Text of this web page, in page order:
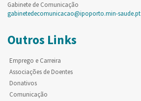
Gabinete de Comunicação
gabinetedecomunicacao@ipoporto.min-saude.pt
Outros Links
Emprego e Carreira
Associações de Doentes
Donativos
Comunicação